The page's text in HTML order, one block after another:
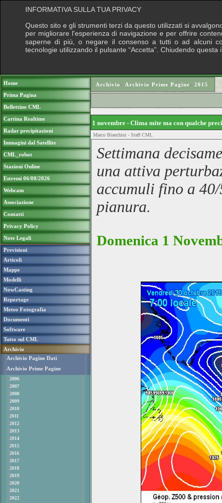
Home
Prima Pagina
Bollettino CML
Cartina Realtime
Radar precipitazioni
Immagini dal Satellite
CML_robot
Stazioni Online
Estremi 06/08/2026
Webcam
Associazione
Contatti
Privacy Policy
Note Legali
Previsioni
Articoli
Mappe
Modelli
NowCasting
Reportage
Meteo Fotografia
Documenti
Software
Tutto sul CML
Archivio
Archivio Pagine Dati
Archivio Prime Pagine
2006
2007
2008
2009
2010
2011
2012
2013
2014
2015
2016
2017
2018
2019
2020
2021
2022
Archivio › Archivio Prime Pagine› 2015
1 novembre - Clima mite ma con qualche
Marco Bianchini - Staff CML
Settimana
una attiva
accumuli fino a
pianura.
Domenica 1
INFORMATIVA SULLA TUA PRIVACY
Questo sito e gli strumenti terzi da questo utilizzati si
per migliorare l'esperienza di navigazione e per offrire
saperne di più, o negare il consenso a tutti o ad alcuni
tecnologie utilizzando il pulsante “Accetta”. Chiudendo